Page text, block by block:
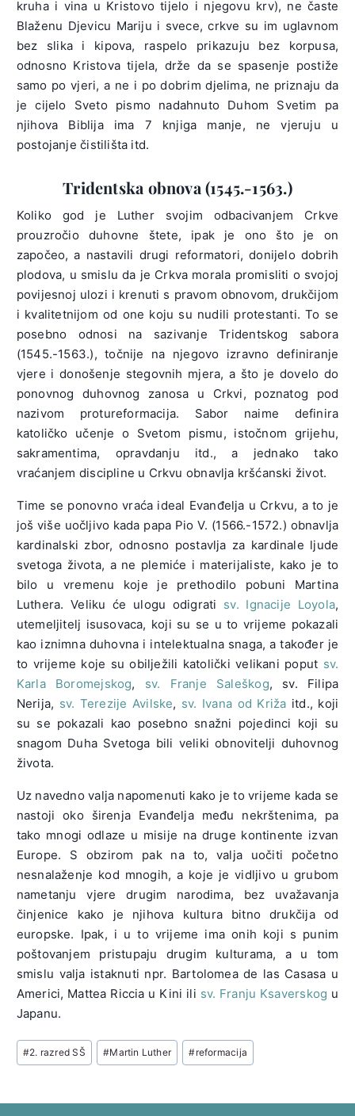
kruha i vina u Kristovo tijelo i njegovu krv), ne časte
Blaženu Djevicu Mariju i svece, crkve su im uglavnom
bez slika i kipova, raspelo prikazuju bez korpusa,
odnosno Kristova tijela, drže da se spasenje postiže
samo po vjeri, a ne i po dobrim djelima, ne priznaju da
je cijelo Sveto pismo nadahnuto Duhom Svetim pa
njihova Biblija ima 7 knjiga manje, ne vjeruju u
postojanje čistilišta itd.
Tridentska obnova (1545.-1563.)
Koliko god je Luther svojim odbacivanjem Crkve
prouzročio duhovne štete, ipak je ono što je on
započeo, a nastavili drugi reformatori, donijelo dobrih
plodova, u smislu da je Crkva morala promisliti o svojoj
povijesnoj ulozi i krenuti s pravom obnovom, drukčijom
i kvalitetnijom od one koju su nudili protestanti. To se
posebno odnosi na sazivanje Tridentskog sabora
(1545.-1563.), točnije na njegovo izravno definiranje
vjere i donošenje stegovnih mjera, a što je dovelo do
ponovnog duhovnog zanosa u Crkvi, poznatog pod
nazivom protureformacija. Sabor naime definira
katoličko učenje o Svetom pismu, istočnom grijehu,
sakramentima, opravdanju itd., a jednako tako
vraćanjem discipline u Crkvu obnavlja kršćanski život.
Time se ponovno vraća ideal Evanđelja u Crkvu, a to je
još više uočljivo kada papa Pio V. (1566.-1572.) obnavlja
kardinalski zbor, odnosno postavlja za kardinale ljude
svetoga života, a ne plemiće i materijaliste, kako je to
bilo u vremenu koje je prethodilo pobuni Martina
Luthera. Veliku će ulogu odigrati sv. Ignacije Loyola,
utemeljitelj isusovaca, koji su se u to vrijeme pokazali
kao iznimna duhovna i intelektualna snaga, a također je
to vrijeme koje su obilježili katolički velikani poput sv.
Karla Boromejskog, sv. Franje Saleškog, sv. Filipa
Nerija, sv. Terezije Avilske, sv. Ivana od Križa itd., koji
su se pokazali kao posebno snažni pojedinci koji su
snagom Duha Svetoga bili veliki obnovitelji duhovnog
života.
Uz navedno valja napomenuti kako je to vrijeme kada se
nastoji oko širenja Evanđelja među nekrštenima, pa
tako mnogi odlaze u misije na druge kontinente izvan
Europe. S obzirom pak na to, valja uočiti početno
nesnalaženje kod mnogih, a koje je vidljivo u grubom
nametanju vjere drugim narodima, bez uvažavanja
činjenice kako je njihova kultura bitno drukčija od
europske. Ipak, i u to vrijeme ima onih koji s punim
poštovanjem pristupaju drugim kulturama, a u tom
smislu valja istaknuti npr. Bartolomea de las Casasa u
Americi, Mattea Riccia u Kini ili sv. Franju Ksaverskog u
Japanu.
Post
Tags:
#2. razred SŠ #Martin Luther #reformacija